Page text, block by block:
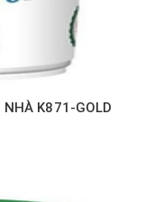
NHÀ K871-GOLD